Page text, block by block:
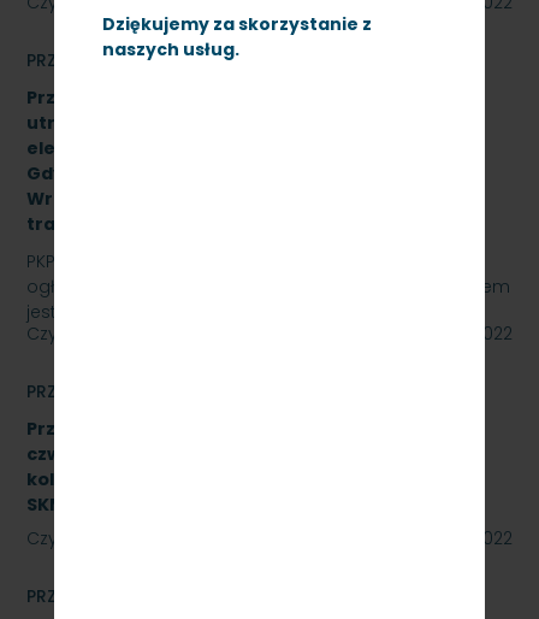
Dziękujemy za skorzystanie z
naszych usług.
PRZETARGI
Przetarg nieograniczony na świadczenie usług
utrzymania czystości w zespołach trakcyjnych
elektrycznych na stacjach: Lębork, Wejherowo,
Gdynia Cisowa,Gdańsk Śródmieście,Gdańsk
Wrzeszcz, Kościerzyna z opcją rozszerzenia o
trakcję spalinową, SKMMU.086.55.22
PKP SZYBKA KOLEJ MIEJSKA W TRÓJMIEŚCIE Sp. z o.o.
ogłasza przetarg nieograniczony, którego przedmiotem
jest świadczenie usług utrzymania czystości w…
Czytaj dalej
23 września 2022
PRZETARGI
Przetarg nieograniczony na wykonanie naprawy
czwartego poziomu utrzymania P4 pojazdów
kolejowych obejmujący dwa zadania.
SKMMU.086.46.22
Czytaj dalej
23 września 2022
PRZETARGI